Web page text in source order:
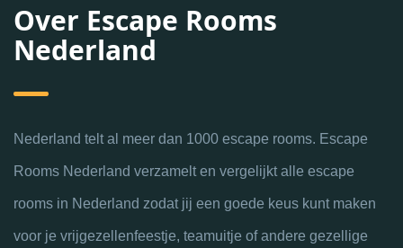
Over Escape Rooms
Nederland
Nederland telt al meer dan 1000 escape rooms. Escape
Rooms Nederland verzamelt en vergelijkt alle escape
rooms in Nederland zodat jij een goede keus kunt maken
voor je vrijgezellenfeestje, teamuitje of andere gezellige